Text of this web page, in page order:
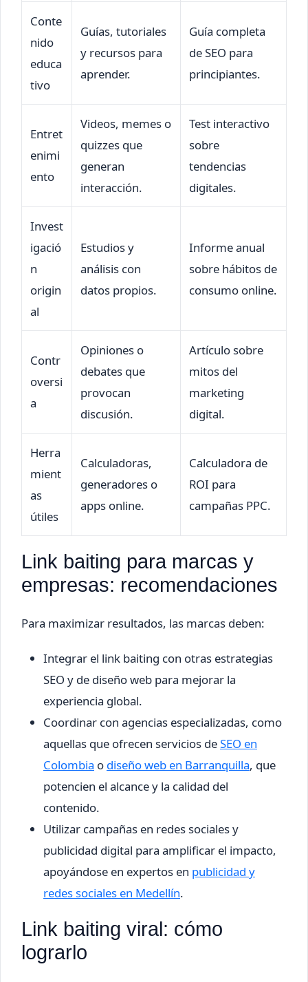
Conte
nido
educa
tivo
Guías, tutoriales
y recursos para
aprender.
Guía completa
de SEO para
principiantes.
Entret
enimi
ento
Videos, memes o
quizzes que
generan
interacción.
Test interactivo
sobre
tendencias
digitales.
Invest
igació
n
origin
al
Estudios y
análisis con
datos propios.
Informe anual
sobre hábitos de
consumo online.
Contr
oversi
a
Opiniones o
debates que
provocan
discusión.
Artículo sobre
mitos del
marketing
digital.
Herra
mient
as
útiles
Calculadoras,
generadores o
apps online.
Calculadora de
ROI para
campañas PPC.
Link baiting para marcas y
empresas: recomendaciones
Para maximizar resultados, las marcas deben:
Integrar el link baiting con otras estrategias
SEO y de diseño web para mejorar la
experiencia global.
Coordinar con agencias especializadas, como
aquellas que ofrecen servicios deSEO en
Colombia o diseño web en Barranquilla, que
potencien el alcance y la calidad del
contenido.
Utilizar campañas en redes sociales y
publicidad digital para amplificar el impacto,
apoyándose en expertos en publicidad y
redes sociales en Medellín.
Link baiting viral: cómo
lograrlo